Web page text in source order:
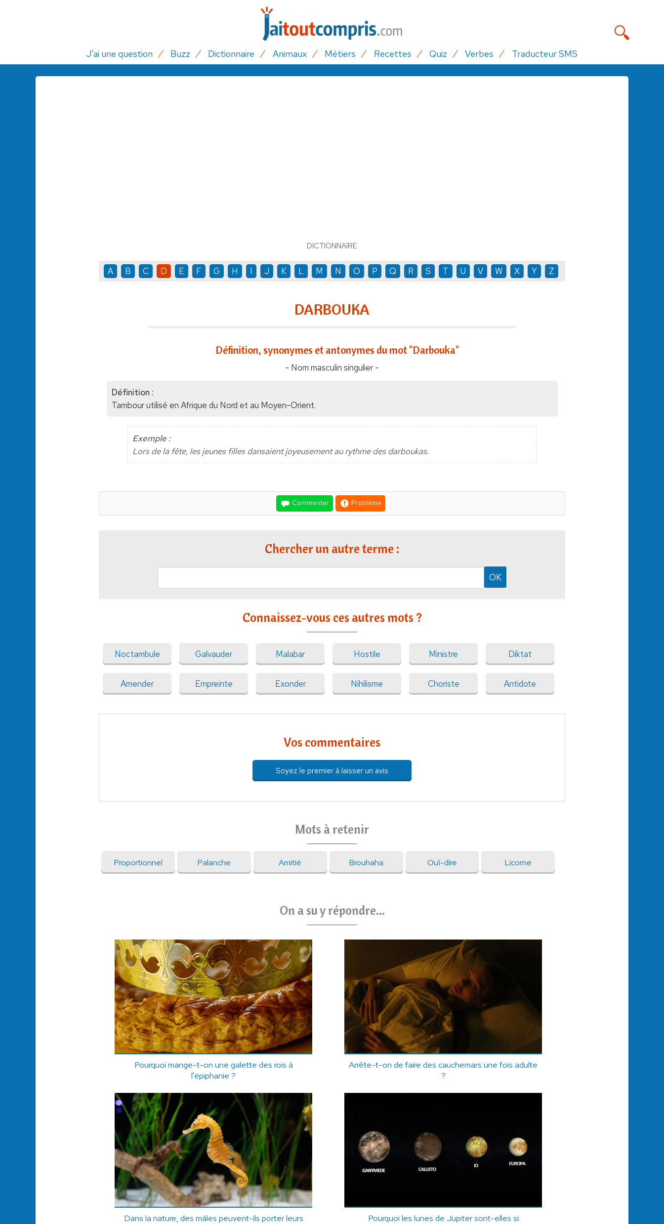
J'ai une question Buzz Dictionnaire Animaux Métiers Recettes Quiz Verbes Traducteur SMS
DICTIONNAIRE
A B C D E F G H I J K L M N O P Q R S T U V W X Y Z
DARBOUKA
Définition, synonymes et antonymes du mot "Darbouka"
- Nom masculin singulier -
Définition :
Tambour utilisé en Afrique du Nord et au Moyen-Orient.
Exemple :
Lors de la fête, les jeunes filles dansaient joyeusement au rythme des darboukas.
Commenter Problème
Chercher un autre terme :
Connaissez-vous ces autres mots ?
Noctambule Galvauder Malabar Hostile Ministre Diktat
Amender Empreinte Exonder Nihilisme Choriste Antidote
Vos commentaires
Soyez le premier à laisser un avis
Mots à retenir
Proportionnel Palanche Amitié Brouhaha Ouï-dire Licorne
On a su y répondre...
Pourquoi mange-t-on une galette des rois à
l'épiphanie ?
Arrête-t-on de faire des cauchemars une fois adulte
?
Dans la nature, des mâles peuvent-ils porter leurs
Pourquoi les lunes de Jupiter sont-elles si